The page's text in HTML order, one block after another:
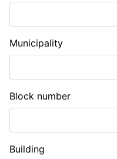
Municipality
Block number
Building